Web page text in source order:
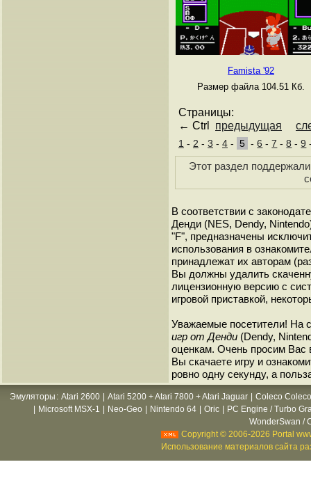
Famista '92
Размер файла 104.51 Кб.
Страницы:
← Ctrl предыдущая
1 - 2 - 3 - 4 - 5 -6 -7 -8 -9
Этот раздел
В соответствии с
Денди (NES, Dendy,
"F", предназначены
использования в
принадлежат их авторам
Вы должны удалить
лицензионную версию с
игровой приставкой,
Уважаемые посетители! На
игр от Денди (Dendy,
оценкам. Очень просим Вас
Вы скачаете игру и
ровно одну секунду, а
Эмуляторы : Atari 2600 Atari 5200 + Atari 7800 + Atari Jaguar
Coleco
Microsoft MSX-1 Neo-Geo Nintendo 64 Oric
PC Engine / Turbo
WonderSwan /
Copyright © 2006-2026 Portal
Использование материалов сайта